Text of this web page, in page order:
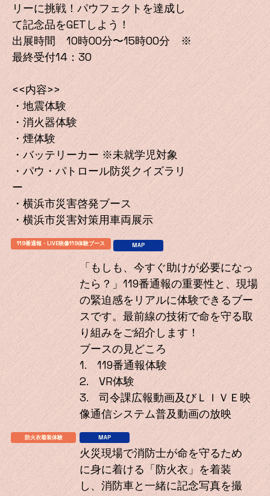
リーに挑戦！パウフェクトを達成し
て記念品をGETしよう！
出展時間 10時00分〜15時00分 ※
最終受付14：30
<<内容>>
・地震体験
・消火器体験
・煙体験
・バッテリーカー ※未就学児対象
・パウ・パトロール防災クイズラリ
ー
・横浜市災害啓発ブース
・横浜市災害対策用車両展示
119番通報・LIVE映像119体験ブース MAP
「もしも、今すぐ助けが必要になっ
たら？」119番通報の重要性と、現場
の緊迫感をリアルに体験できるブー
スです。最前線の技術で命を守る取
り組みをご紹介します！
ブースの見どころ
1. 119番通報体験
2. VR体験
3. 司令課広報動画及びＬＩＶＥ映
像通信システム普及動画の放映
防火衣着装体験 MAP
火災現場で消防士が命を守るため
に身に着ける「防火衣」を着装
し、消防車と一緒に記念写真を撮